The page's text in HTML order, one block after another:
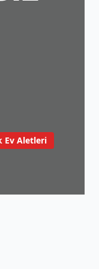
Ev Aletleri